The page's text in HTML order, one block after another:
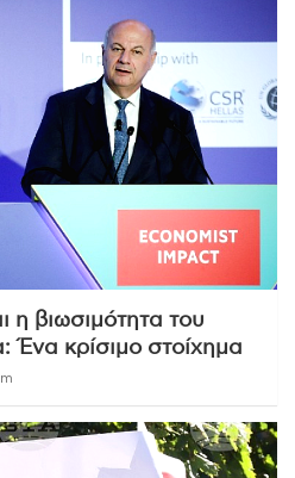
η βιωσιμότητα του
Ένα κρίσιμο στοίχημα